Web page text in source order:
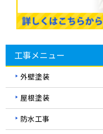
工事メニュー
外壁塗装
屋根塗装
防水工事